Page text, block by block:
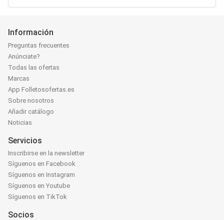
Información
Preguntas frecuentes
Anúnciate?
Todas las ofertas
Marcas
App Folletosofertas.es
Sobre nosotros
Añadir catálogo
Noticias
Servicios
Inscribirse en la newsletter
Síguenos en Facebook
Síguenos en Instagram
Síguenos en Youtube
Síguenos en TikTok
Socios